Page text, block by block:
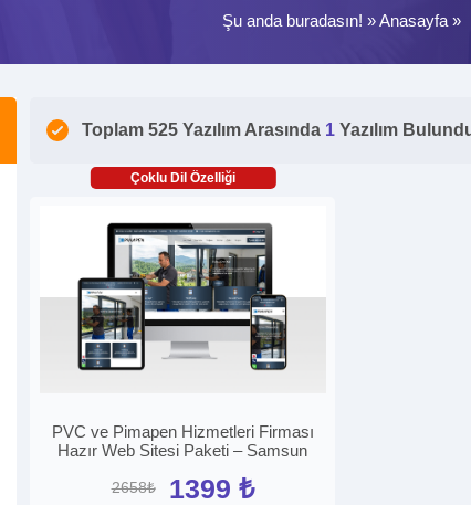
Şu anda buradasın! »Anasayfa »
Toplam 525 Yazılım Arasında 1 Yazılım
Çoklu Dil Özelliği
PVC ve Pimapen Hizmetleri Firması
Hazır Web Sitesi Paketi – Samsun
2658₺ 1399 ₺